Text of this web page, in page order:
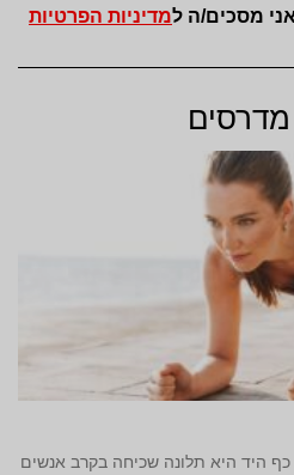
מסכים/ה למדיניות הפרטיות
מדרסים
היד היא תלונה שכיחה בקרב אנשים